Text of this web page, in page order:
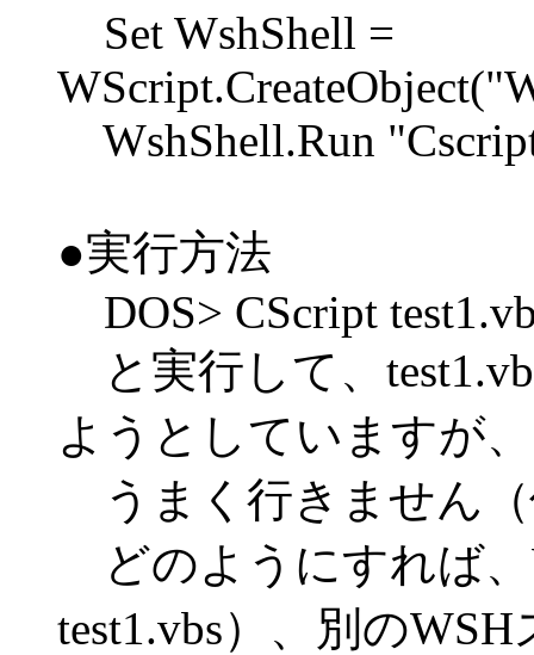
Set WshShell =
WshShell.Run
●実行方法
DOS> CScript
と実行して、
ようとしていますが、
うまく行きません
どのようにすれば
test1.vbs）、別の